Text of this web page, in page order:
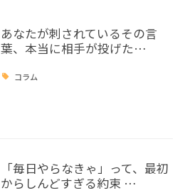
あなたが刺されているその言
葉、本当に相手が投げた…
コラム
「毎日やらなきゃ」って、最初
からしんどすぎる約束 …